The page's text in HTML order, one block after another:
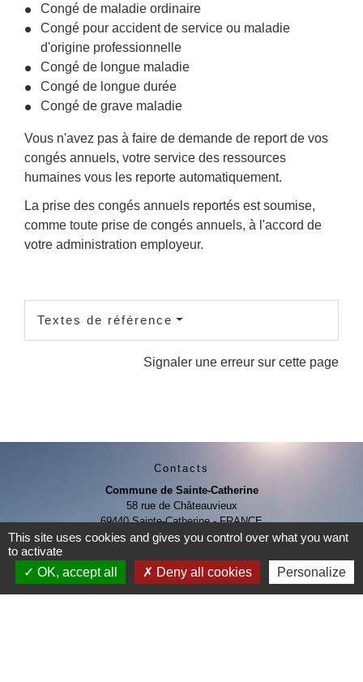
Congé de maladie ordinaire
Congé pour accident de service ou maladie
d'origine professionnelle
Congé de longue maladie
Congé de longue durée
Congé de grave maladie
Vous n'avez pas à faire de demande de report de vos
congés annuels, votre service des ressources
humaines vous les reporte automatiquement.
La prise des congés annuels reportés est soumise,
comme toute prise de congés annuels, à l'accord de
votre administration employeur.
Textes de référence
Signaler une erreur sur cette page
Contacts
Commune de Sainte-Catherine
58 rue de Châteauvieux
69440 Sainte-Catherine - FRANCE
+33 4 78 81 80 10
Contact par formulaire
This site uses cookies and gives you control over what you want
to activate
OK, accept all
Deny all cookies Personalize